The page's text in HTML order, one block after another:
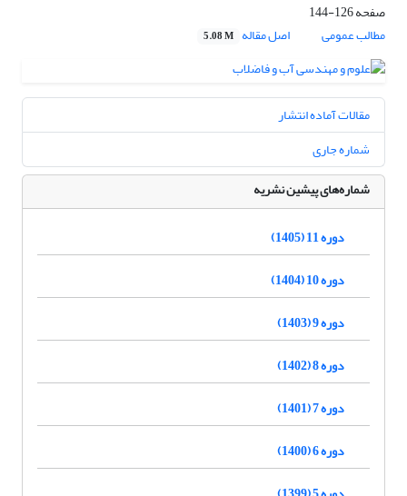
صفحه126-144
مطالب عمومی
اصل مقاله 5.08 M
مقالات آماده انتشار
شماره جاری
شماره‌های پیشین نشریه
دوره 11 (1405)
دوره 10 (1404)
دوره 9 (1403)
دوره 8 (1402)
دوره 7 (1401)
دوره 6 (1400)